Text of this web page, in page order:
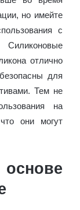
но имейте
с
отлично
для
Тем не
на
они могут